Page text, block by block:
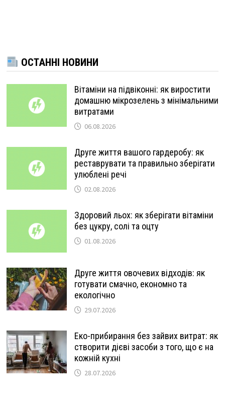
ОСТАННІ НОВИНИ
Вітаміни на підвіконні: як виростити
домашню мікрозелень з мінімальними
витратами
06.08.2026
Друге життя вашого гардеробу: як
реставрувати та правильно зберігати
улюблені речі
02.08.2026
Здоровий льох: як зберігати вітаміни
без цукру, солі та оцту
01.08.2026
Друге життя овочевих відходів: як
готувати смачно, економно та
екологічно
29.07.2026
Еко-прибирання без зайвих витрат: як
створити дієві засоби з того, що є на
кожній кухні
28.07.2026